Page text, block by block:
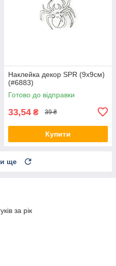
Наклейка декор SPR (9х9см)
(#6883)
Готово до відправки
33,54 ₴ 39 ₴
Купити
ще
за рік